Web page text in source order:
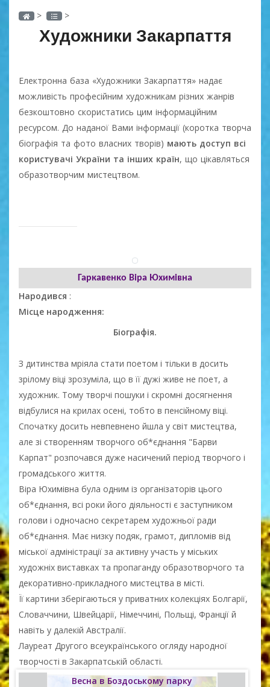
> >
Художники Закарпаття
Електронна база «Художники Закарпаття» надає
можливість професійним художникам різних жанрів
безкоштовно скористатись цим інформаційним
ресурсом. До наданої Вами інформації (коротка творча
біографія та фото власних творів) мають доступ всі
користувачі України та інших країн, що цікавляться
образотворчим мистецтвом.
Гаркавенко Віра Юхимівна
Народився :
Місце народження:
Біографія.
З дитинства мріяла стати поетом і тільки в досить
зрілому віці зрозуміла, що в її дужі живе не поет, а
художник. Тому творчі пошуки і скромні досягнення
відбулися на крилах осені, тобто в пенсійному віці.
Спочатку досить невпевнено йшла у світ мистецтва,
але зі створенням творчого об*єднання "Барви
Карпат" розпочався дуже насичений період творчого і
громадського життя.
Віра Юхимівна була одним із організаторів цього
об*єднання, всі роки його діяльності є заступником
голови і одночасно секретарем художньої ради
об*єднання. Має низку подяк, грамот, дипломів від
міської адміністрації за активну участь у міських
художніх виставках та пропаганду образотворчого та
декоративно-прикладного мистецтва в місті.
Її картини зберігаються у приватних колекціях Болгарії,
Словаччини, Швейцарії, Німеччині, Польщі, Франції й
навіть у далекій Австралії.
Лауреат Другого всеукраїнського огляду народної
творчості в Закарпатській області.
Весна в Боздоському парку